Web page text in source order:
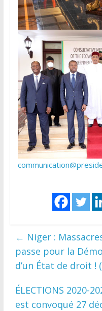
← Niger :
passe pour la
d’un État de droit !
ÉLECTIONS 2020-
est convoqué 27